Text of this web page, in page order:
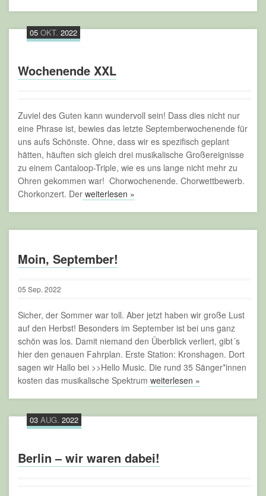
05 OKT. 2022
Wochenende XXL
Zuviel des Guten kann wundervoll sein! Dass dies nicht nur
eine Phrase ist, bewies das letzte Septemberwochenende für
uns aufs Schönste. Ohne, dass wir es spezifisch geplant
hätten, häuften sich gleich drei musikalische Großereignisse
zu einem Cantaloop-Triple, wie es uns lange nicht mehr zu
Ohren gekommen war! Chorwochenende. Chorwettbewerb.
Chorkonzert. Der weiterlesen »
Moin, September!
05 Sep.2022
Sicher, der Sommer war toll. Aber jetzt haben wir große Lust
auf den Herbst! Besonders im September ist bei uns ganz
schön was los. Damit niemand den Überblick verliert, gibt´s
hier den genauen Fahrplan. Erste Station: Kronshagen. Dort
sagen wir Hallo bei >>Hello Music. Die rund 35 Sänger*innen
kosten das musikalische Spektrum weiterlesen »
03 AUG. 2022
Berlin – wir waren dabei!